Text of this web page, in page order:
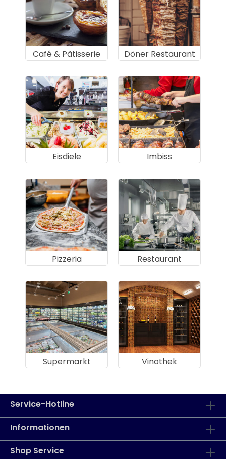
Café & Pâtisserie Döner Restaurant
Eisdiele Imbiss
Pizzeria Restaurant
Supermarkt Vinothek
Service-Hotline
Informationen
Shop Service